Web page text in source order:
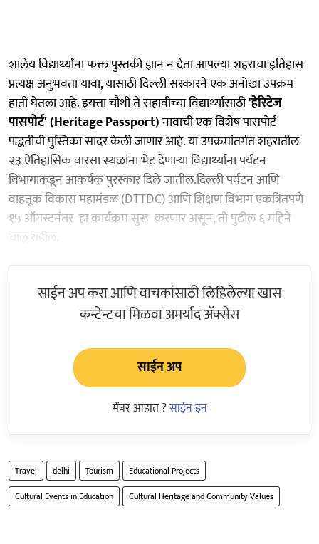
शालेय विद्यार्थ्यांना फक्त पुस्तकी ज्ञान न देता आपल्या शहराचा इतिहास
प्रत्यक्ष अनुभवता यावा, यासाठी दिल्ली सरकारने एक अनोखा उपक्रम
हाती घेतला आहे. इयत्ता चौथी ते सहावीच्या विद्यार्थ्यांसाठी'हेरिटेज
पासपोर्ट' (Heritage Passport)नावाची एक विशेष पासपोर्ट
पद्धतीची पुस्तिका सादर केली जाणार आहे. या उपक्रमांतर्गत शहरातील
२३ ऐतिहासिक वारसा स्थळांना भेट देणाऱ्या विद्यार्थ्यांना पर्यटन
विभागाकडून आकर्षक पुरस्कार दिले जातील.दिल्ली पर्यटन आणि
वाहतूक विकास महामंडळ (DTTDC) आणि शिक्षण विभाग एकत्रितपणे
१५ ऑगस्टनंतर हा कार्यक्रम सुरू करणार असून, तो पुढील ६ महिने
चालू राहील.
साईन अप करा आणि वाचकांसाठी लिहिलेल्या खास
कन्टेन्टचा मिळवा अमर्याद ॲक्सेस
साईन अप
मेंबर आहात ?साईन इन
Travel delhi Tourism
Educational Projects
Cultural Events in Education
Cultural Heritage and Community Values